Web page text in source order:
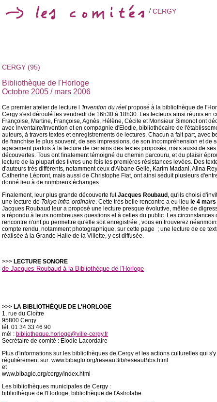
/CERGY
CERGY (95)
Bibliothèque de l'Horloge
Octobre 2005 / mars 2006
Ce premier atelier de lecture l 'Invention du réel proposé à la bibliothèque de
Cergy s'est déroulé les vendredi de 16h30 à 18h30. Les lecteurs ainsi réunis en
Françoise, Martine, Françoise, Agnès, Hélène, Cécile et Monsieur Simonot ont
avec Inventaire/Invention et en compagnie d'Elodie, bibliothécaire de
auteurs, à travers textes et enregistrements de lectures. Chacun a fait part, avec
de franchise le plus souvent, de ses impressions, de son incompréhension et de
agacement parfois à la lecture de certains des textes proposés, mais aussi de ses
découvertes. Tous ont finalement témoigné du chemin parcouru, et du plaisir
lecture de la plupart des livres une fois les premières résistances levées. Des
d'auteurs très différents, notamment ceux d'Albane Gellé, Karim Madani, Alina
Catherine Lépront, mais aussi de Christophe Fiat, ont ainsi séduit plusieurs
donné lieu à de nombreux échanges.
Finalement, leur plus grande découverte futJacques Roubaud , qu'ils choisi
une lecture de Tokyo infra-ordinaire. Cette très belle rencontre a eu lieu le 4
Jacques Roubaud leur a proposé une lecture presque évolutive, mêlée de
a répondu à leurs nombreuses questions et à celles du public. Les circonstances
rencontre n'ont pu permettre qu'elle soit enregistrée ; vous en trouverez
compte rendu, notamment photographique, sur cette page ; une lecture de ce
réalisée à la Grande Halle de la Villette, y est diffusée.
>>> LECTURE SONORE
de Jacques Roubaud à la Bibliothèque de l'Horloge
>>> LA BIBLIOTHÈQUE DE L'HORLOGE
1, rue du Cloître
95800 Cergy
tél. 01 34 33 46 90
mél : bibliotheque.horloge@ville-cergy.fr
Secrétaire de comité : Elodie Lacordaire
Plus d'informations sur les bibliothèques de Cergy et les actions culturelles qui
régulièrement sur: www.bibaglo.org/reseauBib/reseauBibs.html
et
www.bibaglo.org/cergy/index.html
Les bibliothèques municipales de Cergy :
bibliothèque de l'Horloge, bibliothèque de l'Astrolabe.